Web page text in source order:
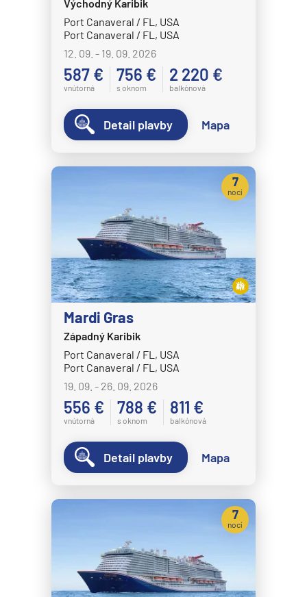
Východný Karibik
Port Canaveral / FL, USA
Port Canaveral / FL, USA
12. 09. - 19. 09. 2026
587 €
vnútorná
756 €
s oknom
2 220 €
balkónová
Detail plavby Mapa
Mardi Gras
Západný Karibik
Port Canaveral / FL, USA
Port Canaveral / FL, USA
19. 09. - 26. 09. 2026
556 €
vnútorná
788 €
s oknom
811 €
balkónová
7
nocí
Detail plavby Mapa
7
nocí